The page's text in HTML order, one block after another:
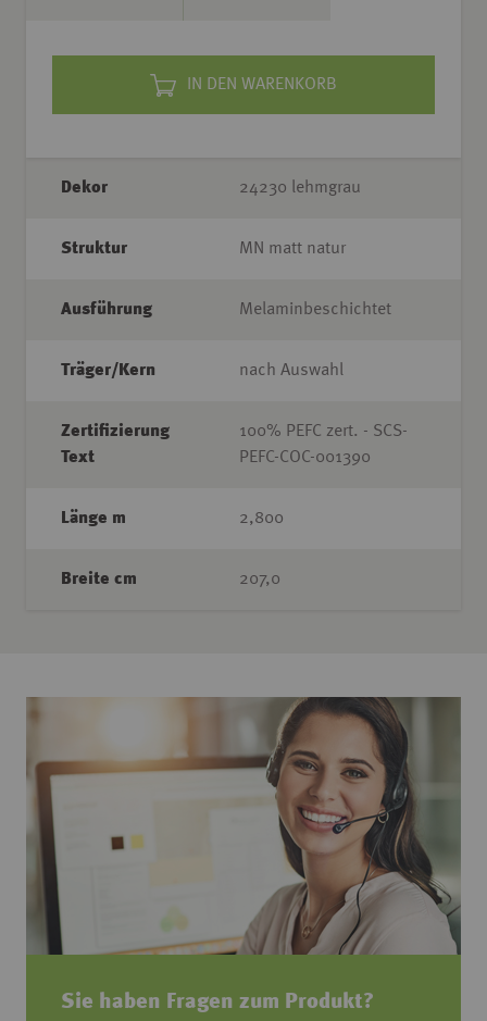
Sie haben Fragen zum Produkt?
IN DEN WARENKORB
Dekor 24230 lehmgrau
Struktur MN matt natur
Ausführung Melaminbeschichtet
Träger/Kern nach Auswahl
Zertifizierung
Text
100% PEFC zert. - SCS-
PEFC-COC-001390
Länge m 2,800
Breite cm 207,0